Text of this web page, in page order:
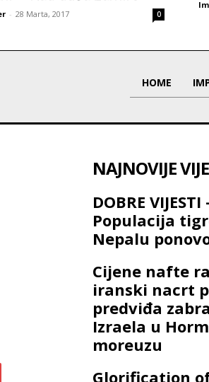
- 28 Marta, 2017 0
HOME
NAJNOVIJE
DOBRE VIJESTI
Populacija
Nepalu
Cijene nafte
iranski nacrt
predviđa
Izraela u
moreuzu
Glorification